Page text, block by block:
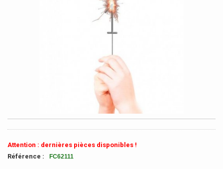
Attention : dernières pièces disponibles !
Référence :
FC62111